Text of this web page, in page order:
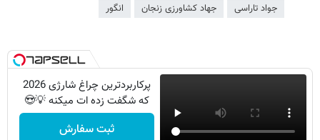
جواد تاراسی جهاد کشاورزی زنجان انگور
پرکاربردترین چراغ شارژی 2026
که شگفت زده ات میکنه 💡😍
ثبت سفارش